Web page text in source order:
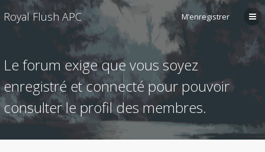
Royal Flush APC M’enregistrer
Le forum exige que vous soyez
enregistré et connecté pour pouvoir
consulter le profil des membres.